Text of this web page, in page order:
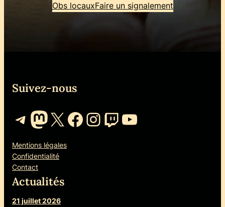
Obs locauxFaire un signalement
Suivez-nous
Telegram
Mastodon
X Facebook
Instagram
Twitch
YouTube
Mentions légales
Confidentialité
Contact
Actualités
21 juillet 2026